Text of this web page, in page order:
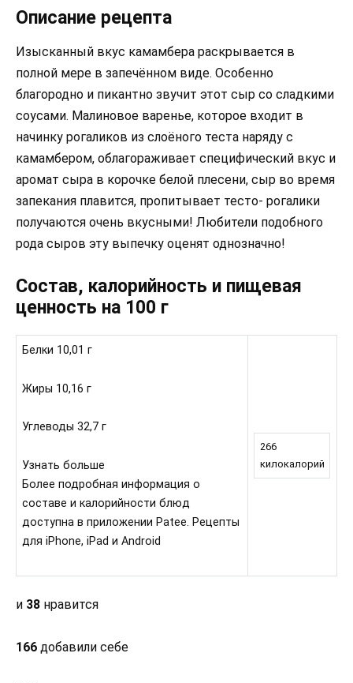
Описание рецепта
Изысканный вкус камамбера раскрывается в
полной мере в запечённом виде. Особенно
благородно и пикантно звучит этот сыр со сладкими
соусами. Малиновое варенье, которое входит в
начинку рогаликов из слоёного теста наряду с
камамбером, облагораживает специфический вкус и
аромат сыра в корочке белой плесени, сыр во время
запекания плавится, пропитывает тесто- рогалики
получаются очень вкусными! Любители подобного
рода сыров эту выпечку оценят однозначно!
Состав, калорийность и пищевая
ценность на 100 г
Белки 10,01 г
Жиры 10,16 г
Углеводы 32,7 г
Узнать больше
Более подробная информация о
составе и калорийности блюд
доступна в приложении Patee. Рецепты
для iPhone, iPad и Android
266
килокалорий
и 38 нравится
166 добавили себе